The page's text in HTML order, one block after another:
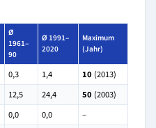
Ø
1961–
90
Ø 1991–
2020
Maximum
(Jahr)
0,3 1,4 10(2013)
12,5 24,4 50(2003)
0,0 0,0
–